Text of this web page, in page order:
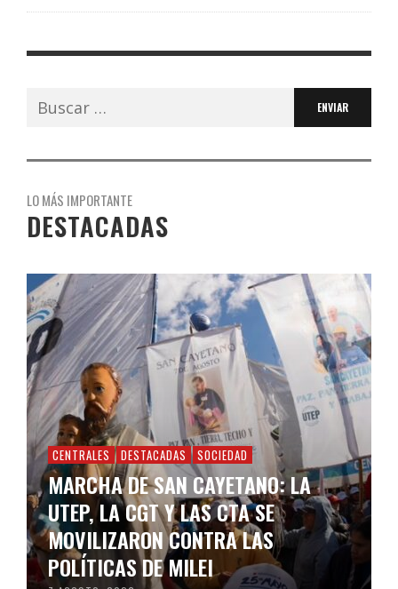
Buscar:
LO MÁS IMPORTANTE
DESTACADAS
CENTRALES DESTACADAS SOCIEDAD
MARCHA DE SAN CAYETANO: LA
UTEP, LA CGT Y LAS CTA SE
MOVILIZARON CONTRA LAS
POLÍTICAS DE MILEI